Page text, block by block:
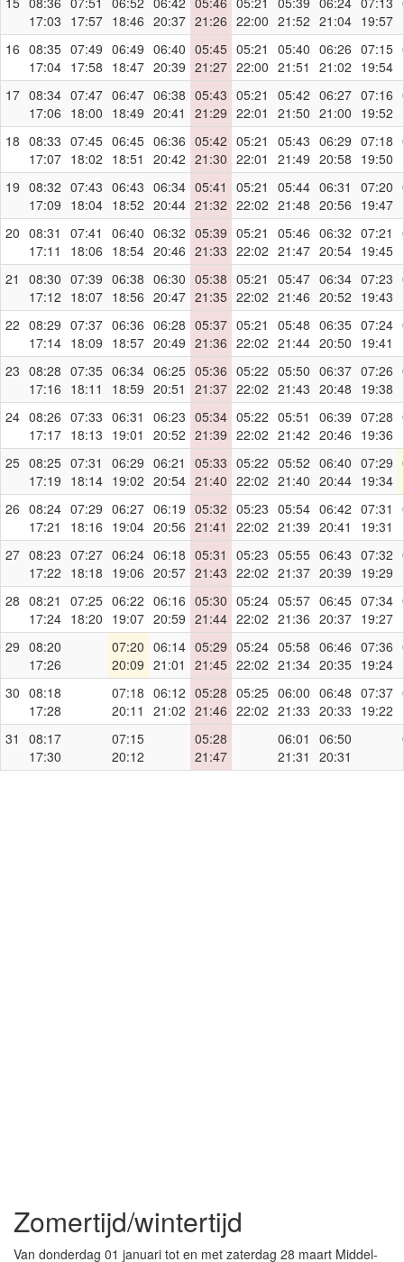
17:03 17:57 18:46 20:37 21:26 22:00 21:52 21:04 19:57
16 08:35
17:04
07:49
17:58
06:49
18:47
06:40
20:39
05:45
21:27
05:21
22:00
05:40
21:51
06:26
21:02
07:15
19:54
17 08:34
17:06
07:47
18:00
06:47
18:49
06:38
20:41
05:43
21:29
05:21
22:01
05:42
21:50
06:27
21:00
07:16
19:52
18 08:33
17:07
07:45
18:02
06:45
18:51
06:36
20:42
05:42
21:30
05:21
22:01
05:43
21:49
06:29
20:58
07:18
19:50
19 08:32
17:09
07:43
18:04
06:43
18:52
06:34
20:44
05:41
21:32
05:21
22:02
05:44
21:48
06:31
20:56
07:20
19:47
20 08:31
17:11
07:41
18:06
06:40
18:54
06:32
20:46
05:39
21:33
05:21
22:02
05:46
21:47
06:32
20:54
07:21
19:45
21
08:30
17:12
07:39
18:07
06:38
18:56
06:30
20:47
05:38
21:35
05:21
22:02
05:47
21:46
06:34
20:52
07:23
19:43
22 08:29
17:14
07:37
18:09
06:36
18:57
06:28
20:49
05:37
21:36
05:21
22:02
05:48
21:44
06:35
20:50
07:24
19:41
23 08:28
17:16
07:35
18:11
06:34
18:59
06:25
20:51
05:36
21:37
05:22
22:02
05:50
21:43
06:37
20:48
07:26
19:38
24 08:26
17:17
07:33
18:13
06:31
19:01
06:23
20:52
05:34
21:39
05:22
22:02
05:51
21:42
06:39
20:46
07:28
19:36
25 08:25
17:19
07:31
18:14
06:29
19:02
06:21
20:54
05:33
21:40
05:22
22:02
05:52
21:40
06:40
20:44
07:29
19:34
26 08:24
17:21
07:29
18:16
06:27
19:04
06:19
20:56
05:32
21:41
05:23
22:02
05:54
21:39
06:42
20:41
07:31
19:31
27 08:23
17:22
07:27
18:18
06:24
19:06
06:18
20:57
05:31
21:43
05:23
22:02
05:55
21:37
06:43
20:39
07:32
19:29
28 08:21
17:24
07:25
18:20
06:22
19:07
06:16
20:59
05:30
21:44
05:24
22:02
05:57
21:36
06:45
20:37
07:34
19:27
29 08:20
17:26
07:20
20:09
06:14
21:01
05:29
21:45
05:24
22:02
05:58
21:34
06:46
20:35
07:36
19:24
30 08:18
17:28
07:18
20:11
06:12
21:02
05:28
21:46
05:25
22:02
06:00
21:33
06:48
20:33
07:37
19:22
31
08:17
17:30
07:15
20:12
05:28
21:47
06:01
21:31
06:50
20:31
Zomertijd/wintertijd
Van donderdag 01 januari tot en met zaterdag 28 maart Middel-